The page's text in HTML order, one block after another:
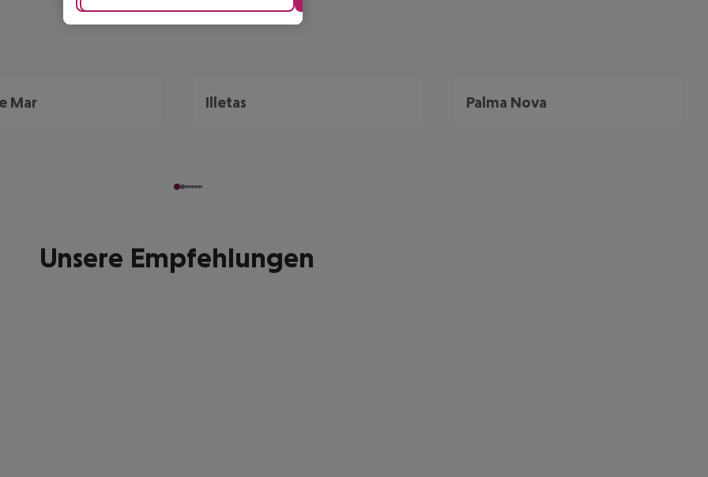
Mar Illetas Palma Nova
Unsere Empfehlungen